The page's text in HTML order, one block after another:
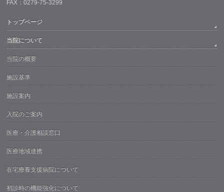
FAX：0279-75-3299
トップページ
当院について
当院の概要
施設基準
施設案内
入院のご案内
医療・介護相談窓口
医療地域連携
在宅療養支援病院について
初診時の機能強化について